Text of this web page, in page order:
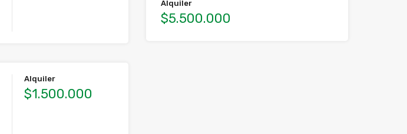
Alquiler
$1.500.000
Alquiler
$5.500.000